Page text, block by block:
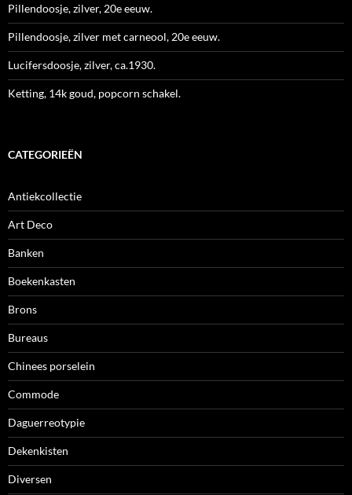
Pillendoosje, zilver, 20e eeuw.
Pillendoosje, zilver met carneool, 20e eeuw.
Lucifersdoosje, zilver, ca.1930.
Ketting, 14k goud, popcorn schakel.
CATEGORIEËN
Antiekcollectie
Art Deco
Banken
Boekenkasten
Brons
Bureaus
Chinees porselein
Commode
Daguerreotypie
Dekenkisten
Diversen